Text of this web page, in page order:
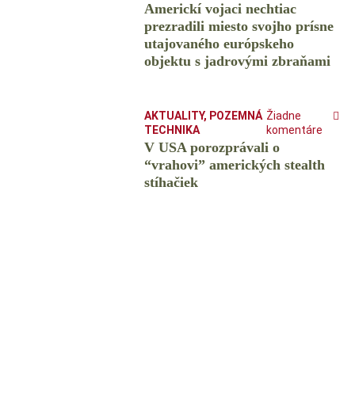
Americkí vojaci nechtiac
prezradili miesto svojho prísne
utajovaného európskeho
objektu s jadrovými zbraňami
AKTUALITY, POZEMNÁ
TECHNIKA
Žiadne
komentáre
V USA porozprávali o
“vrahovi” amerických stealth
stíhačiek